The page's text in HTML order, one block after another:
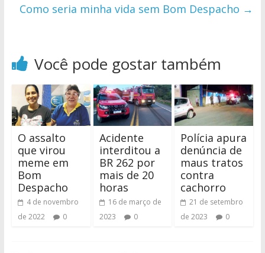
Como seria minha vida sem Bom Despacho →
Você pode gostar também
O assalto
que virou
meme em
Bom
Despacho
4 de novembro
de 2022
0
Acidente
interditou a
BR 262 por
mais de 20
horas
16 de março de
2023
0
Polícia apura
denúncia de
maus tratos
contra
cachorro
21 de setembro
de 2023
0